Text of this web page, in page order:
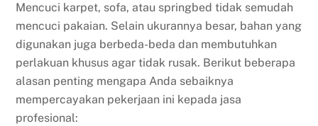
Mencuci karpet, sofa, atau springbed tidak semudah
mencuci pakaian. Selain ukurannya besar, bahan yang
digunakan juga berbeda-beda dan membutuhkan
perlakuan khusus agar tidak rusak. Berikut beberapa
alasan penting mengapa Anda sebaiknya
mempercayakan pekerjaan ini kepada jasa
profesional: